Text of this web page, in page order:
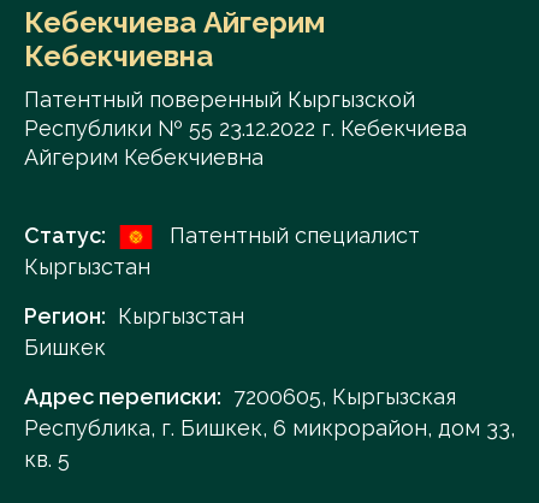
Кебекчиева Айгерим
Кебекчиевна
Патентный поверенный Кыргызской
Республики № 55 23.12.2022 г. Кебекчиева
Айгерим Кебекчиевна
Статус:
Патентный специалист
Кыргызстан
Регион: Кыргызстан
Бишкек
Адрес переписки: 7200605, Кыргызская
Республика, г. Бишкек, 6 микрорайон, дом 33,
кв. 5